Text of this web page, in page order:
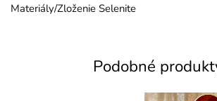
Materiály/Zloženie Selenite
Podobné